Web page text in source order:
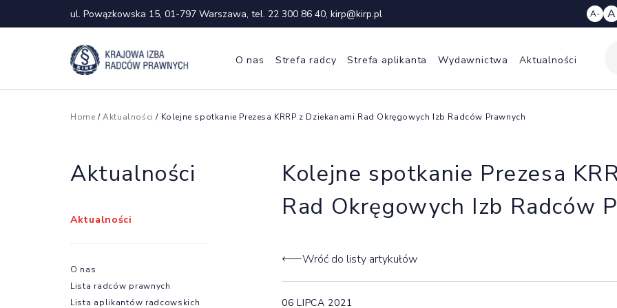
ul. Powązkowska 15, 01-797 Warszawa, tel. 22 300 86 40, kirp@kirp.pl A- A
O nas Strefa radcy Strefa aplikanta Wydawnictwa Aktualności
Home /Aktualności / Kolejne spotkanie Prezesa KRRP z Dziekanami Rad Okręgowych Izb Radców Prawnych
Kolejne spotkanie Prezesa
Rad Okręgowych Izb Radców
Wróć do listy artykułów
06 LIPCA 2021
Aktualności
Aktualności
O nas
Lista radców prawnych
Lista aplikantów radcowskich